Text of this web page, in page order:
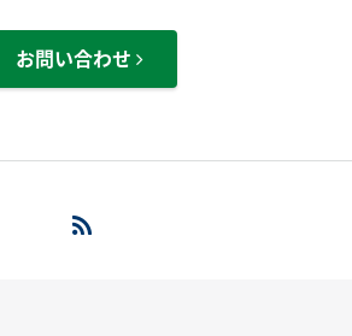
お問い合わせ